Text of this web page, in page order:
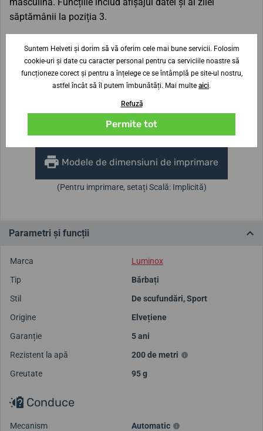
săptămânii la poziția 3.
Lățimea curelei
24 mm
Înălțimea carcasei Diametrul carcasei
Nu ești sigur de dimensiune?
Modele de dimensiuni de imprimare
(Pentru imprimare, setați Scală: Implicită)
Parametri și funcții
Marca
Luminox
Tip
Bărbați
Stil
De scufundări,Sport
Origine
Elvețiene
Garanție
5 ani
Rezistent la apă
200 de metri
Greutate
95 g
Conduce
Mecanism
Automatic
Suntem Helveti și dorim să vă oferim cele mai bune servicii. Folosim
cookie-uri și date cu caracter personal pentru ca serviciile noastre să
funcționeze corect și pentru a înțelege ce se întâmplă pe site-ul nostru,
astfel încât să îl putem îmbunătăți. Mai multe aici.
Refuză
Permite tot